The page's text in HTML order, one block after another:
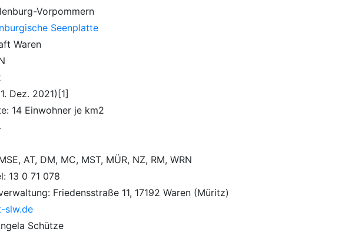
Vorpommern
Seenplatte
Waren
Dez. 2021)[1]
14 Einwohner je km2
AT, DM, MC, MST, MÜR, NZ, RM, WRN
13 0 71 078
Friedensstraße 11, 17192 Waren (Müritz)
slw.de
Schütze